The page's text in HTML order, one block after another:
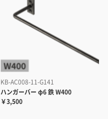
KB-AC008-11-G141
ハンガーバー φ6 鉄 W400
￥3,500